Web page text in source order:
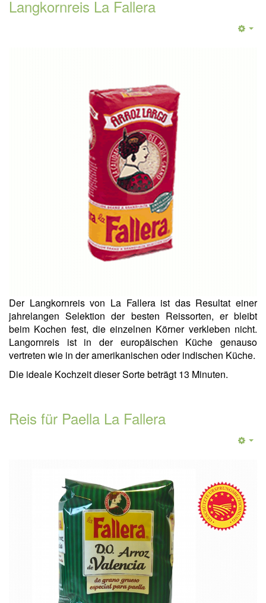
Langkornreis La Fallera
Der Langkornreis von La Fallera ist das Resultat einer
jahrelangen Selektion der besten Reissorten, er bleibt
beim Kochen fest, die einzelnen Körner verkleben nicht.
Langornreis ist in der europäischen Küche genauso
vertreten wie in der amerikanischen oder indischen Küche.
Die ideale Kochzeit dieser Sorte beträgt 13 Minuten.
Reis für Paella La Fallera